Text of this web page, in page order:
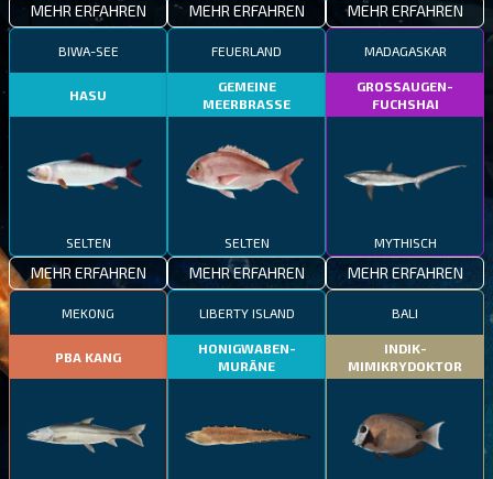
MEHR ERFAHREN MEHR ERFAHREN MEHR ERFAHREN
BIWA-SEE
HASU
SELTEN
MEHR ERFAHREN
FEUERLAND
GEMEINE
MEERBRASSE
SELTEN
MEHR ERFAHREN
MADAGASKAR
GROSSAUGEN-
FUCHSHAI
MYTHISCH
MEHR ERFAHREN
MEKONG
PBA KANG
LIBERTY ISLAND
HONIGWABEN-
MURÄNE
BALI
INDIK-
MIMIKRYDOKTOR